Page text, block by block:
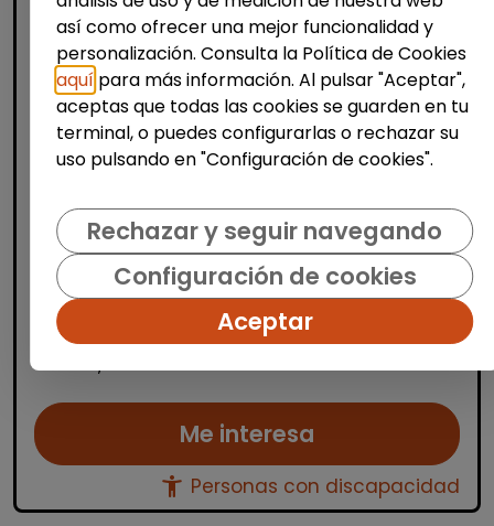
Limpieza y mantenimiento
Operario/a en lavadero de coches
| España(Madrid)
Desarrollar las actividades necesarias para
el desarrollo correcto del proceso de lavado
de coches y cobro de los servicios. El
trabajo se desarrollaría en la zona de Las
Tablas, en l...
Me interesa
accessibility_new Personas con discapacidad
así como ofrecer una mejor funcionalidad y
personalización. Consulta la Política de Cookies
aquí para más información. Al pulsar "Aceptar",
aceptas que todas las cookies se guarden en tu
terminal, o puedes configurarlas o rechazar su
uso pulsando en "Configuración de cookies".
Rechazar y seguir navegando
Configuración de cookies
Aceptar